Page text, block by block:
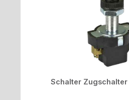
Schalter Zugschalter